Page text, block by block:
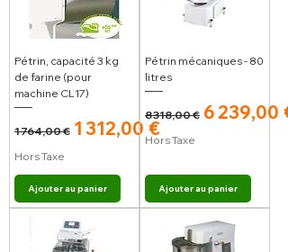
Pétrin, capacité 3 kg
de farine (pour
machine CL17)
Prix original
1 764,00 € Prix promotionnel
1 312,00 €
Hors Taxe
Ajouter au panier
Pétrin mécaniques - 80
litres
Prix original
8 318,00 € Prix
6 239,00 €
Hors Taxe
Ajouter au panier